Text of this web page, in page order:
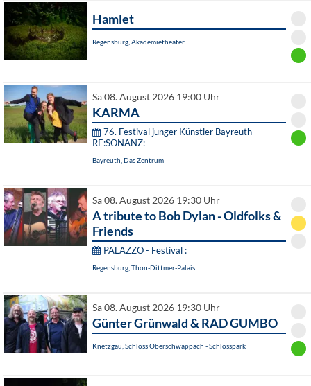
Hamlet
Regensburg, Akademietheater
Sa 08. August 2026 19:00 Uhr
KARMA
76. Festival junger Künstler Bayreuth -
RE:SONANZ:
Bayreuth, Das Zentrum
Sa 08. August 2026 19:30 Uhr
A tribute to Bob Dylan - Oldfolks &
Friends
PALAZZO - Festival :
Regensburg, Thon-Dittmer-Palais
Sa 08. August 2026 19:30 Uhr
Günter Grünwald & RAD GUMBO
Knetzgau, Schloss Oberschwappach - Schlosspark